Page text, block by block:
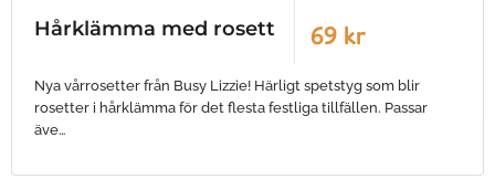
Hårklämma med rosett 69 kr
Nya vårrosetter från Busy Lizzie! Härligt spetstyg som blir
rosetter i hårklämma för det flesta festliga tillfällen. Passar
äve…